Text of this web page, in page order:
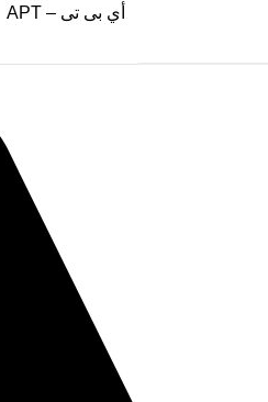
أي بى تى – APT